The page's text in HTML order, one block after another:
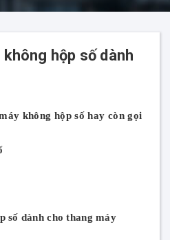
hộp số dành
không hộp số hay còn gọi
số dành cho thang máy